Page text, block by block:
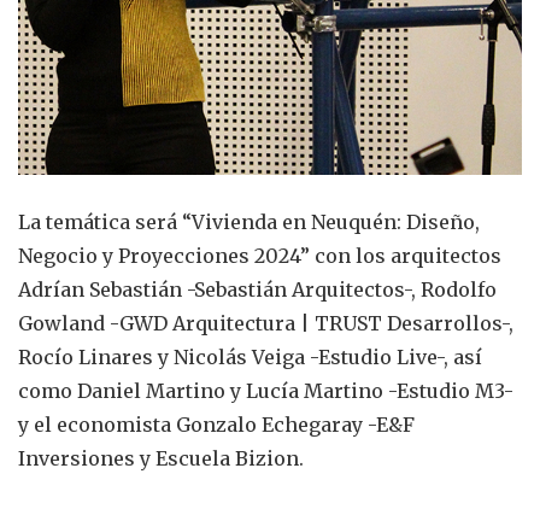
La temática será “Vivienda en Neuquén: Diseño,
Negocio y Proyecciones 2024” con los arquitectos
Adrían Sebastián -Sebastián Arquitectos-, Rodolfo
Gowland -GWD Arquitectura | TRUST Desarrollos-,
Rocío Linares y Nicolás Veiga -Estudio Live-, así
como Daniel Martino y Lucía Martino -Estudio M3-
y el economista Gonzalo Echegaray -E&F
Inversiones y Escuela Bizion.